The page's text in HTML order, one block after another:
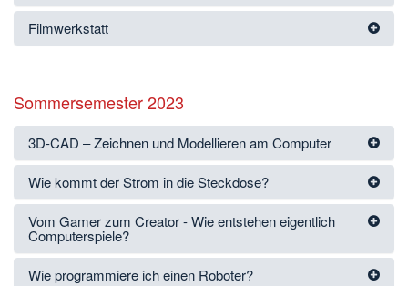
Filmwerkstatt
Sommersemester 2023
3D-CAD ‒ Zeichnen und Modellieren am Computer
Wie kommt der Strom in die Steckdose?
Vom Gamer zum Creator - Wie entstehen eigentlich
Computerspiele?
Wie programmiere ich einen Roboter?